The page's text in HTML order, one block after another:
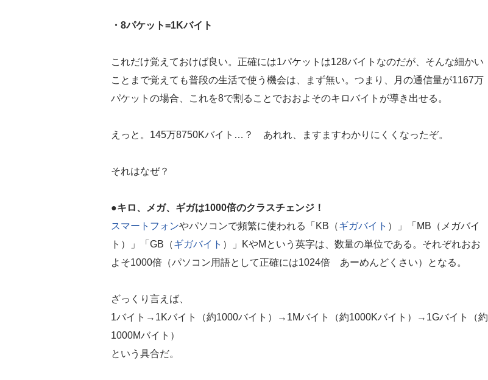
・8パケット=1Kバイト
これだけ覚えておけば良い。正確には1パケットは128バイトなのだが、そんな細かい
ことまで覚えても普段の生活で使う機会は、まず無い。つまり、月の通信量が1167万
パケットの場合、これを8で割ることでおおよそのキロバイトが導き出せる。
えっと。145万8750Kバイト…？ あれれ、ますますわかりにくくなったぞ。
それはなぜ？
●キロ、メガ、ギガは1000倍のクラスチェンジ！
スマートフォンやパソコンで頻繁に使われる「KB（ギガバイト ）」「MB（メガバイ
ト）」「GB（ギガバイト ）」KやMという英字は、数量の単位である。それぞれおお
よそ1000倍（パソコン用語として正確には1024倍 あーめんどくさい）となる。
ざっくり言えば、
1バイト→1Kバイト（約1000バイト）→1Mバイト（約1000Kバイト）→1Gバイト（約
1000Mバイト）
という具合だ。